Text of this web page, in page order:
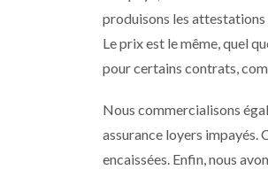
produisons les attestations
Le prix est le même, quel
pour certains contrats,
Nous commercialisons
assurance loyers impayés.
encaissées. Enfin, nous